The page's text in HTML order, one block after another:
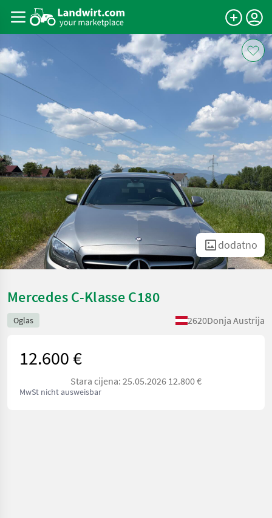
dodatno
Mercedes C-Klasse C180
Oglas 2620Donja Austrija
12.600 €
Stara cijena: 25.05.2026 12.800 €
MwSt nicht ausweisbar